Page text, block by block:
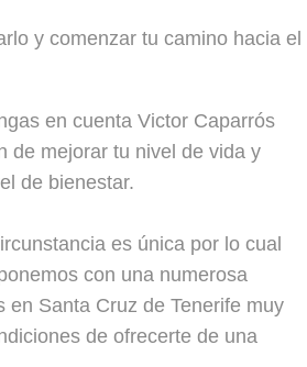
y comenzar tu camino hacia el
en cuenta Victor Caparrós
de mejorar tu nivel de vida y
de bienestar.
es única por lo cual
con una numerosa
en Santa Cruz de Tenerife muy
de ofrecerte de una